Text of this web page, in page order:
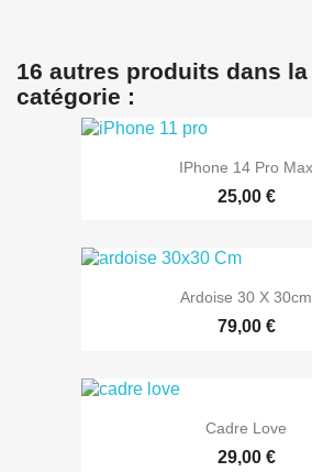
16 autres produits dans la
catégorie :
IPhone 14 Pro Max
25,00 €
Ardoise 30 X 30cm
79,00 €
Cadre Love
29,00 €